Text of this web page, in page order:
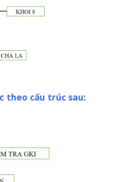
theo cấu trúc sau: